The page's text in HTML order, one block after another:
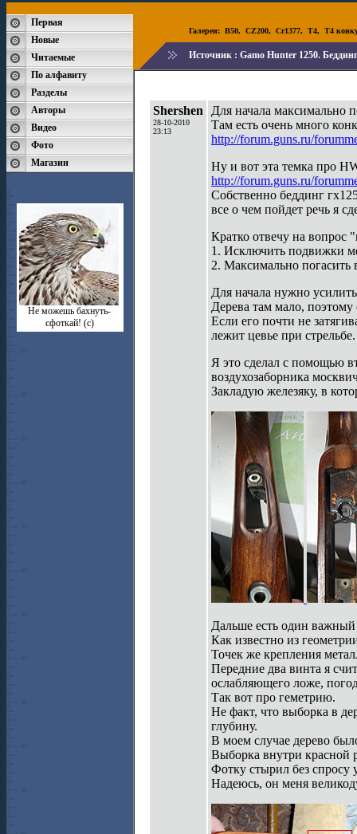
Первая
Новые
Читаемые
По алфавиту
Разделы
Авторы
Видео
Фото
Магазин
Не можешь бахнуть-
сфоткай! (с)
Галереи: B50, CZ200, Cr1377, T4, T4
Источник : Gamo Hunter 1250.
Shershen
28-10-2010
23:13
Для начала максимально
Там есть очень много
http://forum.guns.ru/
Ну и вот эта темка про
http://forum.guns.ru/
Собственно беддинг
все о чем пойдет речь я
Кратко отвечу на вопрос
1. Исключить подвижки
2. Максимально погасить
Для начала нужно
Дерева там мало, поэтому
Если его почти не
лежит цевье при стрельбе.
Я это сделал с помощью
воздухозаборника
Закладую железяку, в
Дальше есть один
Как известно из
Точек же крепления
Передние два винта я
ослабляющего ложе,
Так вот про геметрию.
Не факт, что выборка в
глубину.
В моем случае дерево
Выборка внутри красной
Фотку стырил без спросу
Надеюсь, он меня